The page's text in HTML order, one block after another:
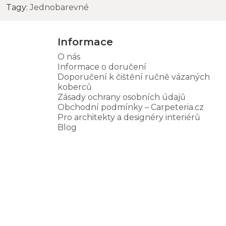
Tagy:Jednobarevné
Informace
O nás
Informace o doručení
Doporučení k čištění ručně vázaných
koberců
Zásady ochrany osobních údajů
Obchodní podmínky – Carpeteria.cz
Pro architekty a designéry interiérů
Blog